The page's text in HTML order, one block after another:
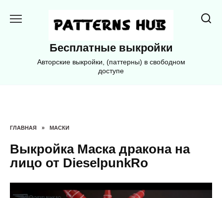
Бесплатные выкройки
Авторские выкройки, (паттерны) в свободном
доступе
ГЛАВНАЯ » МАСКИ
Выкройка Маска дракона на
лицо от DieselpunkRo